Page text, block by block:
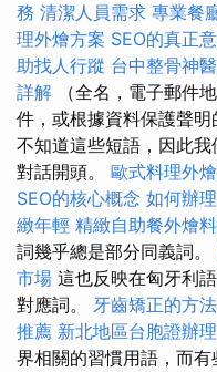
務 清潔人員需求 專業餐
理外燴方案 SEO的真正
助找人行蹤 台中整骨神
詳解 （全名，電子郵件
件，或根據資料保護聲
不知道這些短語，因此
對話開頭。 歐式料理外
SEO的核心概念 如何辦
緻年輕 精緻自助餐外燴
詞幾乎總是部分同義詞。
市場 這也反映在匈牙利
對應詞。 牙齒矯正的方法
推薦 新北地區台胞證辦理
界相關的習慣用語，而